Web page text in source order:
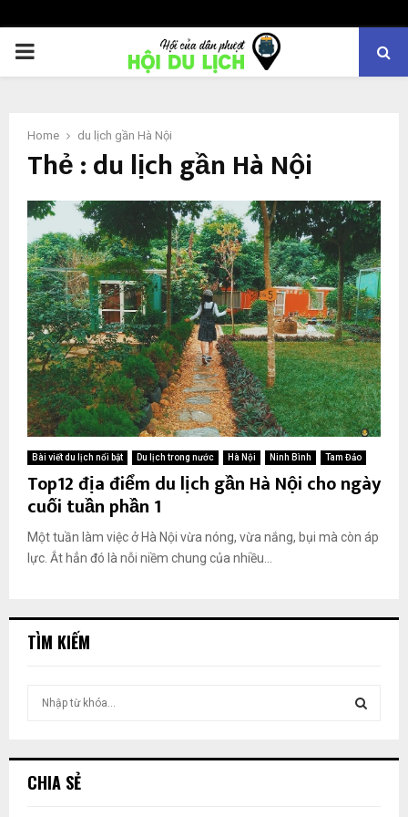
PRIMARY
Home du lịch gần Hà Nội
Thẻ : du lịch gần Hà Nội
Bài viết du lịch nổi bật Du lịch trong nước Hà Nội Ninh Bình Tam Đảo
Top12 địa điểm du lịch gần Hà Nội cho ngày
cuối tuần phần 1
Một tuần làm việc ở Hà Nội vừa nóng, vừa nắng, bụi mà còn áp
lực. Ắt hẳn đó là nỗi niềm chung của nhiều...
TÌM KIẾM
ế
CHIA SẺ